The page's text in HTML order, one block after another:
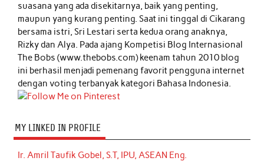
suasana yang ada disekitarnya, baik yang penting,
maupun yang kurang penting. Saat ini tinggal di Cikarang
bersama istri, Sri Lestari serta kedua orang anaknya,
Rizky dan Alya. Pada ajang Kompetisi Blog Internasional
The Bobs (www.thebobs.com) keenam tahun 2010 blog
ini berhasil menjadi pemenang favorit pengguna internet
dengan voting terbanyak kategori Bahasa Indonesia.
MY LINKED IN PROFILE
Ir. Amril Taufik Gobel, S.T, IPU, ASEAN Eng.